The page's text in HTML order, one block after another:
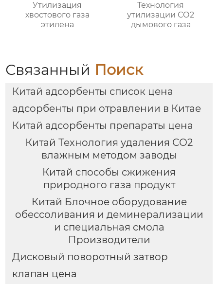
Утилизация
хвостового газа
этилена
Технология
утилизации СО2
дымового газа
Связанный Поиск
Китай адсорбенты список цена
адсорбенты при отравлении в Китае
Китай адсорбенты препараты цена
Китай Технология удаления СО2
влажным методом заводы
Китай способы сжижения
природного газа продукт
Китай Блочное оборудование
обессоливания и деминерализации
и специальная смола
Производители
Дисковый поворотный затвор
клапан цена